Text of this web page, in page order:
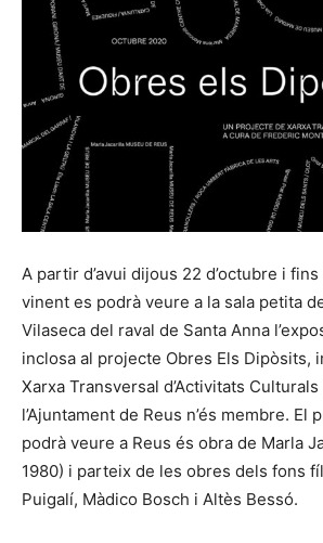
A partir d’avui dijous 22 d’octubre i
vinent es podrà veure a la sala petita
Vilaseca del raval de Santa Anna
inclosa al projecte Obres Els Dipòsits,
Xarxa Transversal d’Activitats
l’Ajuntament de Reus n’és membre. El
podrà veure a Reus és obra de Marla
1980) i parteix de les obres dels fons
Puigalí, Màdico Bosch i Altès Bessó.